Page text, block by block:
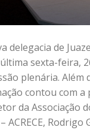
delegacia de
sexta-feira,
plenária. Além
contou com a
da Associação
ACRECE, Rodrigo